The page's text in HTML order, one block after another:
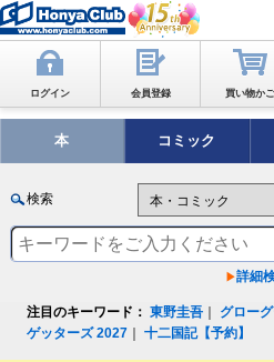
ログイン 会員登録 買い物かご
本 コミック
検索
詳細
注目のキーワード： 東野圭吾 グロー
ゲッターズ 2027 ｜十二国記【予約】